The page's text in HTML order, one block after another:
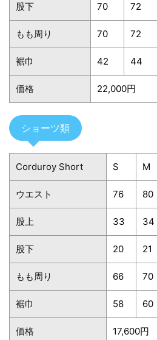
股下 70 72
もも周り 70 72
裾巾 42 44
価格 22,000円
ショーツ類
Corduroy Short S M
ウエスト 76 80
股上 33 34
股下 20 21
もも周り 66 70
裾巾 58 60
価格 17,600円